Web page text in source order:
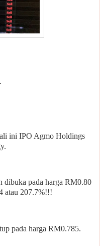
ini IPO Agmo Holdings
dibuka pada harga RM0.80
atau 207.7%!!!
pada harga RM0.785.